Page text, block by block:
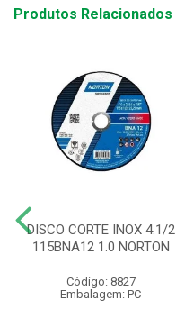
Produtos Relacionados
DISCO CORTE INOX 4.1/2
115BNA12 1.0 NORTON
Código: 8827
Embalagem: PC